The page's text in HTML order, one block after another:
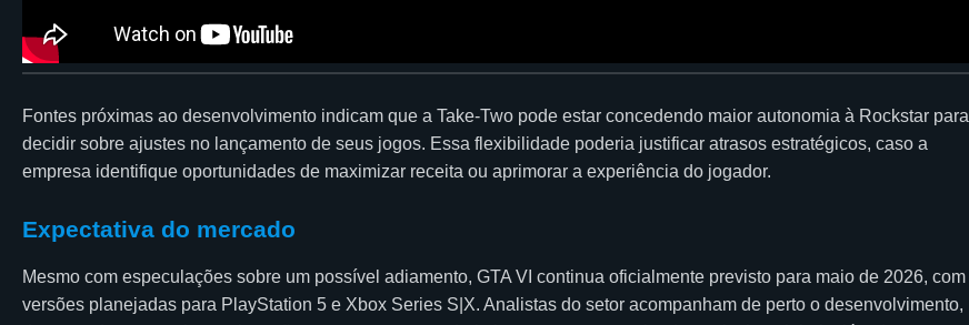
Fontes próximas ao desenvolvimento indicam que a Take-Two pode estar concedendo maior autonomia à Rockstar para
decidir sobre ajustes no lançamento de seus jogos. Essa flexibilidade poderia justificar atrasos estratégicos, caso a
empresa identifique oportunidades de maximizar receita ou aprimorar a experiência do jogador.
Expectativa do mercado
Mesmo com especulações sobre um possível adiamento, GTA VI continua oficialmente previsto para maio de 2026, com
versões planejadas para PlayStation 5 e Xbox Series S|X. Analistas do setor acompanham de perto o desenvolvimento,